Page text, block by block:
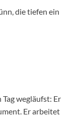
die tiefen ein
wegläufst: Er
Er arbeitet